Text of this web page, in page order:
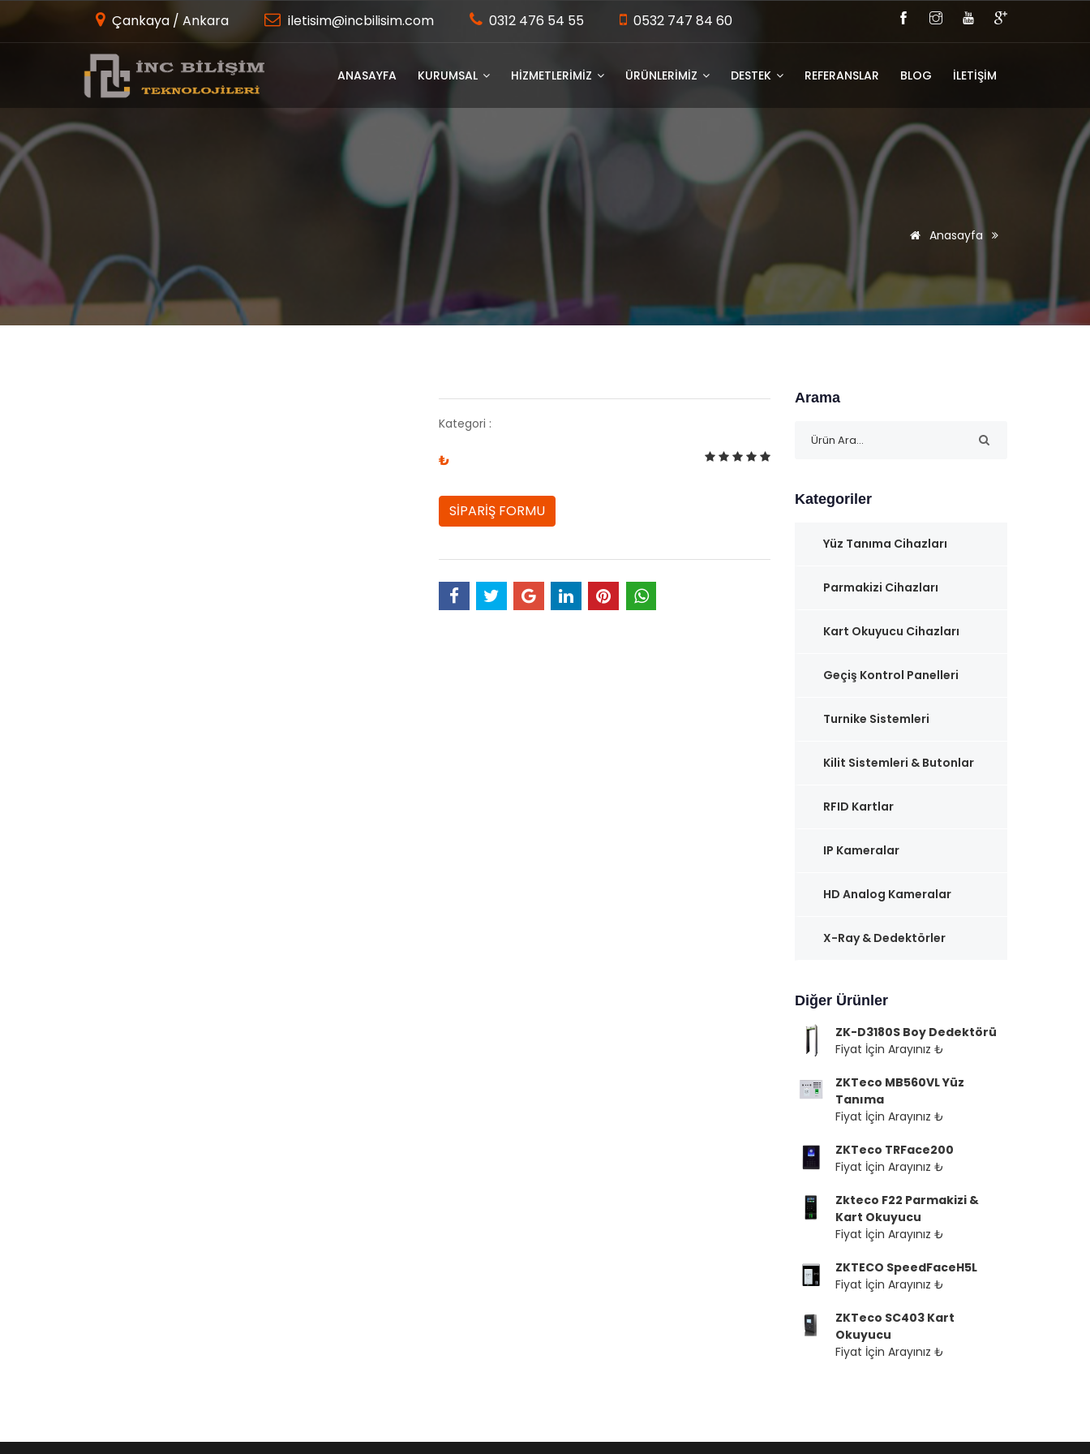
Çankaya / Ankara iletisim@incbilisim.com 0312 476 54 55 0532 747 84 60
ANASAYFA KURUMSAL HİZMETLERİMİZ ÜRÜNLERİMİZ DESTEK REFERANSLAR BLOG İLETİŞİM
Anasayfa
Kategori :
₺
SİPARİŞ FORMU
Arama
Kategoriler
Yüz Tanıma Cihazları
Parmakizi Cihazları
Kart Okuyucu Cihazları
Geçiş Kontrol Panelleri
Turnike Sistemleri
Kilit Sistemleri & Butonlar
RFID Kartlar
IP Kameralar
HD Analog Kameralar
X-Ray & Dedektörler
Diğer Ürünler
ZK-D3180S Boy Dedektörü
Fiyat İçin Arayınız ₺
ZKTeco MB560VL Yüz
Tanıma
Fiyat İçin Arayınız ₺
ZKTeco TRFace200
Fiyat İçin Arayınız ₺
Zkteco F22 Parmakizi &
Kart Okuyucu
Fiyat İçin Arayınız ₺
ZKTECO SpeedFaceH5L
Fiyat İçin Arayınız ₺
ZKTeco SC403 Kart
Okuyucu
Fiyat İçin Arayınız ₺